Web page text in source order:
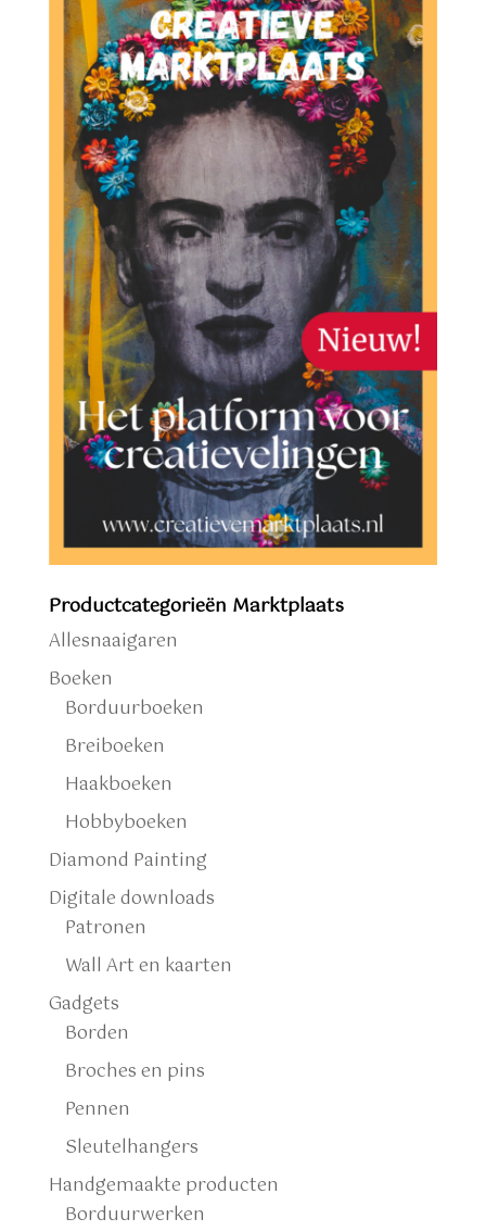
Productcategorieën Marktplaats
Allesnaaigaren
Boeken
Borduurboeken
Breiboeken
Haakboeken
Hobbyboeken
Diamond Painting
Digitale downloads
Patronen
Wall Art en kaarten
Gadgets
Borden
Broches en pins
Pennen
Sleutelhangers
Handgemaakte producten
Borduurwerken